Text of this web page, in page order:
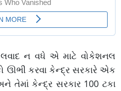
ન વધે એ માટે વોકેશનલ
ઊભી કરવા કેન્દ્ર સરકારે એક
તેમાં કેન્દ્ર સરકાર 100 ટકા